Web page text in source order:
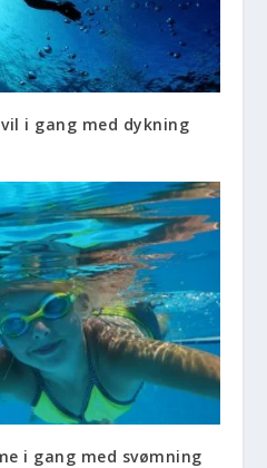
i gang med dykning
i gang med svømning